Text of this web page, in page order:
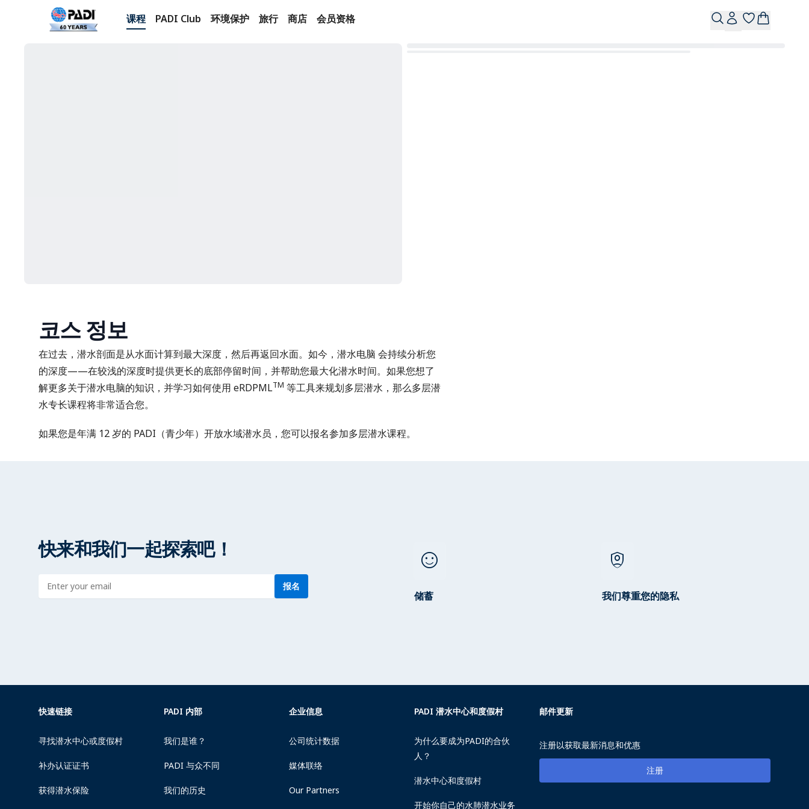
课程 PADI Club 环境保护 旅行 商店 会员资格
코스 정보
在过去，潜水剖面是从水面计算到最大深度，然后再返回水面。如今， 潜水电脑 会持续分析您
的深度——在较浅的深度时提供更长的底部停留时间，并帮助您最大化潜水时间。如果您想了
解更多关于潜水电脑的知识，并学习如何使用 eRDPMLTM 等工具来规划多层潜水，那么多层潜
水专长课程将非常适合您。
如果您是年满 12 岁的 PADI（青少年）开放水域潜水员，您可以报名参加多层潜水课程。
快来和我们一起探索吧！
Enter address 报名
sentiment_satisfied
储蓄
shield_person
我们尊重您的隐私
快速链接
寻找潜水中心或度假村
补办认证证书
获得潜水保险
PADI 内部
我们是谁？
PADI 与众不同
我们的历史
企业信息
公司统计数据
媒体联络
Our Partners
PADI 潜水中心和度假村
为什么要成为PADI的合伙
人？
潜水中心和度假村
开始你自己的水肺潜水业务
邮件更新
注册以获取最新消息和优惠
注册